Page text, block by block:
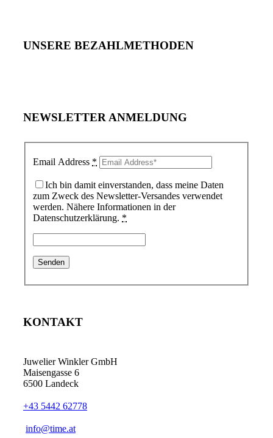
UNSERE BEZAHLMETHODEN
NEWSLETTER ANMELDUNG
Email Address *
Ich bin damit einverstanden, dass meine Daten
zum Zweck des Newsletter-Versandes verwendet
werden. Nähere Informationen in der
Datenschutzerklärung. *
KONTAKT
Juwelier Winkler GmbH
Maisengasse 6
6500 Landeck
+43 5442 62778
info@time.at